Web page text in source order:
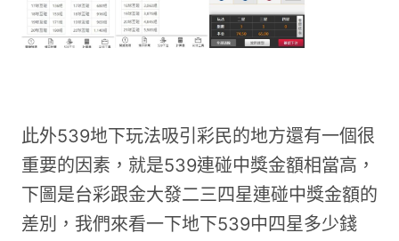
此外539地下玩法吸引彩民的地方還有一個很
重要的因素，就是539連碰中獎金額相當高，
下圖是台彩跟金大發二三四星連碰中獎金額的
差別，我們來看一下地下539中四星多少錢